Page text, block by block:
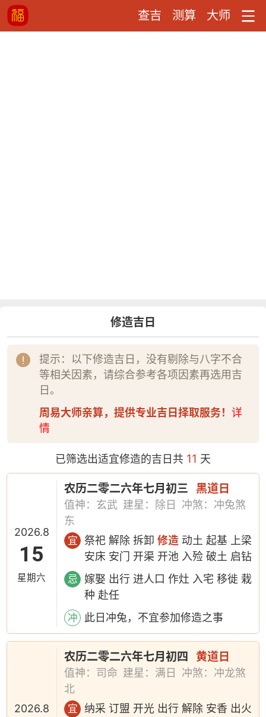
查吉 测算 大师
修造吉日
提示：以下修造吉日，没有剔除与八字不合
等相关因素，请综合参考各项因素再选用吉
日。
周易大师亲算，提供专业吉日择取服务！ 详
情
已筛选出适宜修造的吉日共 11 天
2026.8
15
星期六
农历二零二六年七月初三 黑道日
值神：玄武 建星：除日
冲煞：冲兔煞
东
宜 祭祀 解除 拆卸修造 动土 起基 上梁
安床 安门 开渠 开池 入殓 破土 启钻
忌
嫁娶 出行 进人口 作灶 入宅 移徙 栽
种 赴任
冲 此日冲兔，不宜参加修造之事
2026.8
农历二零二六年七月初四 黄道日
值神：司命 建星：满日
冲煞：冲龙煞
北
宜
纳采 订盟 开光 出行 解除 安香 出火